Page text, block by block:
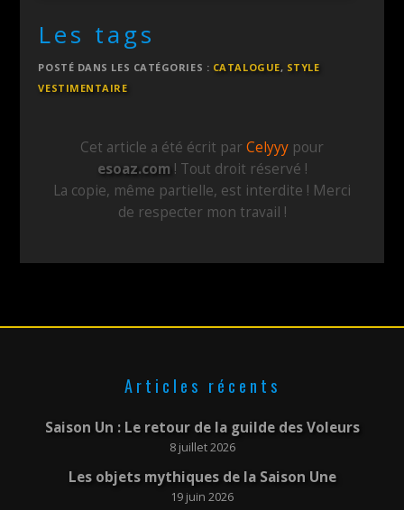
Les tags
POSTÉ DANS LES CATÉGORIES : CATALOGUE, STYLE
VESTIMENTAIRE
Cet article a été écrit par Celyyy pour
esoaz.com ! Tout droit réservé !
La copie, même partielle, est interdite ! Merci
de respecter mon travail !
Articles récents
Saison Un : Le retour de la guilde des Voleurs
8 juillet 2026
Les objets mythiques de la Saison Une
19 juin 2026